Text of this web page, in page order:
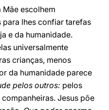
Mãe escolhem
lhes confiar tarefas
e da humanidade.
universalmente
crianças, menos
da humanidade parece
pelos outros: pelos
Jesus põe